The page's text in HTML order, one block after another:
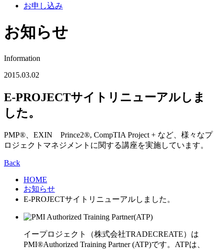
お申し込み
お知らせ
Information
2015.03.02
E-PROJECTサイトリニューアルしま
した。
PMP®、EXIN Prince2®, CompTIA Project + など、様々なプ
ロジェクトマネジメントに関する講座を実施しています。
Back
HOME
お知らせ
E-PROJECTサイトリニューアルしました。
イープロジェクト（株式会社TRADECREATE）は
PMI®Authorized Training Partner (ATP)です。ATPは、